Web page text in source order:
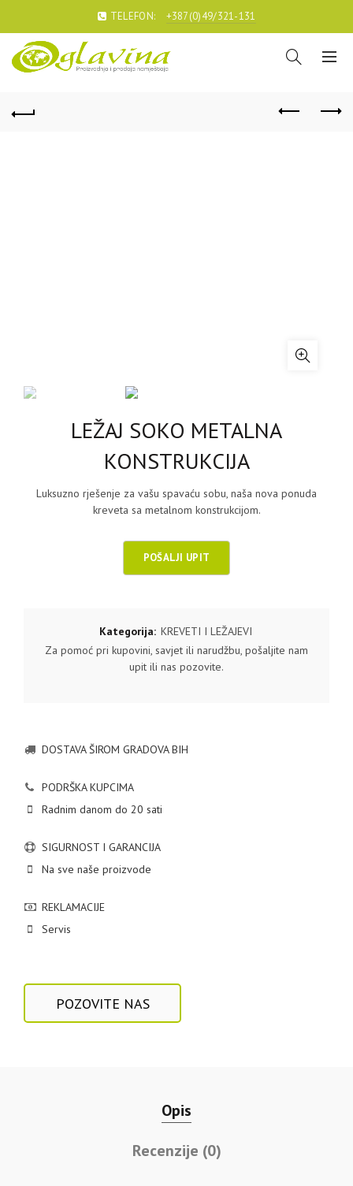
TELEFON: +387(0)49/321-131
LEŽAJ SOKO METALNA
KONSTRUKCIJA
Luksuzno rješenje za vašu spavaću sobu, naša nova ponuda
kreveta sa metalnom konstrukcijom.
Kategorija: KREVETI I LEŽAJEVI
Za pomoć pri kupovini, savjet ili narudžbu, pošaljite nam
upit ili nas pozovite.
DOSTAVA ŠIROM GRADOVA BIH
PODRŠKA KUPCIMA
Radnim danom do 20 sati
SIGURNOST I GARANCIJA
Na sve naše proizvode
REKLAMACIJE
Servis
POZOVITE NAS
Opis
Recenzije (0)